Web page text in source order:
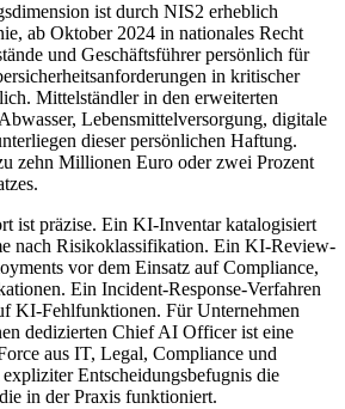
ist durch NIS2 erheblich
ab Oktober 2024 in nationales Recht
und Geschäftsführer persönlich für
in kritischer
Mittelständler in den erweiterten
Lebensmittelversorgung, digitale
dieser persönlichen Haftung.
zehn Millionen Euro oder zwei Prozent
ist präzise. Ein KI-Inventar katalogisiert
nach Risikoklassifikation. Ein KI-Review-
vor dem Einsatz auf Compliance,
Ein Incident-Response-Verfahren
KI-Fehlfunktionen. Für Unternehmen
dedizierten Chief AI Officer ist eine
aus IT, Legal, Compliance und
Entscheidungsbefugnis die
in der Praxis funktioniert.